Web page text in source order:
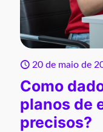
20 de maio de
Como
planos de
precisos?